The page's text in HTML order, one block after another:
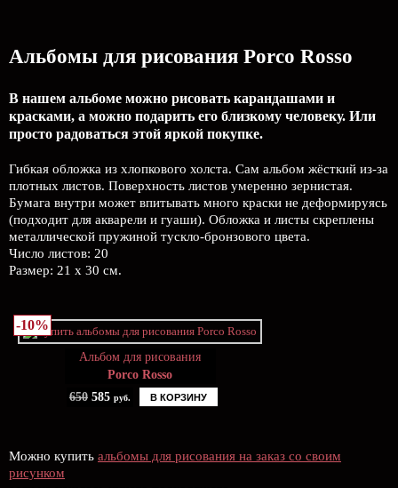
Альбомы для рисования Porco Rosso
В нашем альбоме можно рисовать карандашами и
красками, а можно подарить его близкому человеку. Или
просто радоваться этой яркой покупке.
Гибкая обложка из хлопкового холста. Сам альбом жёсткий из-за
плотных листов. Поверхность листов умеренно зернистая.
Бумага внутри может впитывать много краски не деформируясь
(подходит для акварели и гуаши). Обложка и листы скреплены
металлической пружиной тускло-бронзового цвета.
Число листов: 20
Размер: 21 х 30 см.
-10%
Альбом для рисования
Porco Rosso
650 585 руб. В КОРЗИНУ
Можно купить альбомы для рисования на заказ со своим
рисунком